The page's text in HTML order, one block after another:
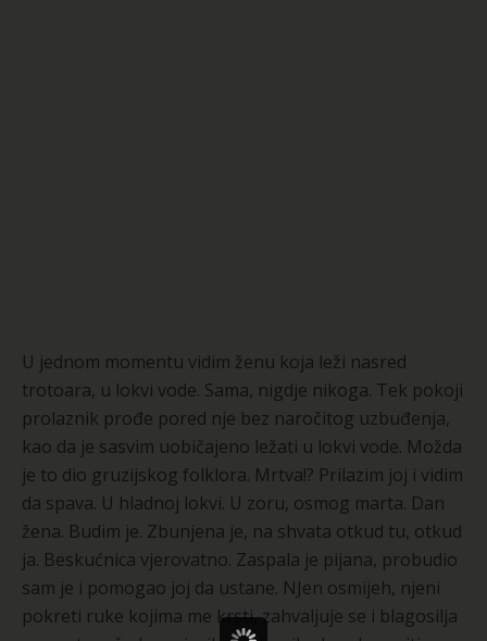
U jednom momentu vidim ženu koja leži nasred
trotoara, u lokvi vode. Sama, nigdje nikoga. Tek pokoji
prolaznik prođe pored nje bez naročitog uzbuđenja,
kao da je sasvim uobičajeno ležati u lokvi vode. Možda
je to dio gruzijskog folklora. Mrtva!? Prilazim joj i vidim
da spava. U hladnoj lokvi. U zoru, osmog marta. Dan
žena. Budim je. Zbunjena je, na shvata otkud tu, otkud
ja. Beskućnica vjerovatno. Zaspala je pijana, probudio
sam je i pomogao joj da ustane. NJen osmijeh, njeni
pokreti ruke kojima me krsti, zahvaljuje se i blagosilja